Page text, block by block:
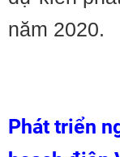
năm 2020.
Phát triển